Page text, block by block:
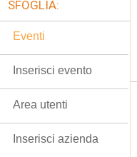
SFOGLIA:
Eventi
Inserisci evento
Area utenti
Inserisci azienda